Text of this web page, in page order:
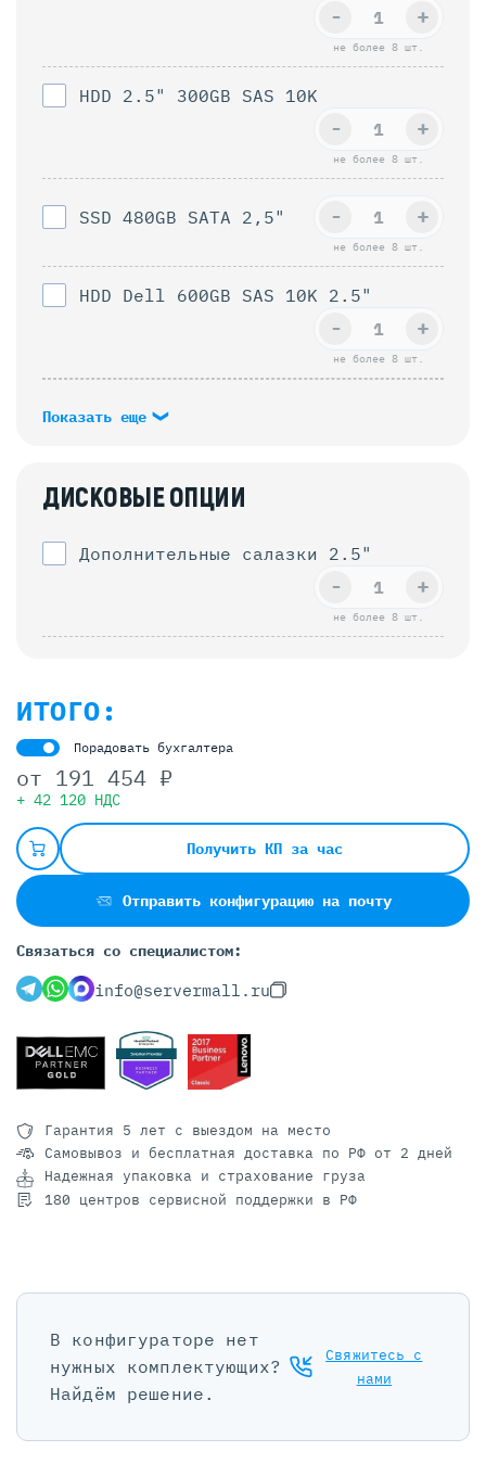
не более 8 шт.
+
-
HDD 2.5" 300GB SAS 10K
не более 8 шт.
+
-
SSD 480GB SATA 2,5"
не более 8 шт.
+
-
HDD Dell 600GB SAS 10K 2.5"
не более 8 шт.
+
-
Показать еще
ДИСКОВЫЕ ОПЦИИ
Дополнительные салазки 2.5"
не более 8 шт.
+
-
ИТОГО:
Порадовать бухгалтера
от 191 454 ₽
+ 42 120 НДС
Отправить конфигурацию на почту
Получить КП за час
Связаться со специалистом:
info@servermall.ru
Гарантия 5 лет с выездом на место
Самовывоз и бесплатная доставка по РФ от 2 дней
Надежная упаковка и страхование груза
180 центров сервисной поддержки в РФ
В конфигураторе нет
нужных комплектующих?
Найдём решение.
Свяжитесь с
нами